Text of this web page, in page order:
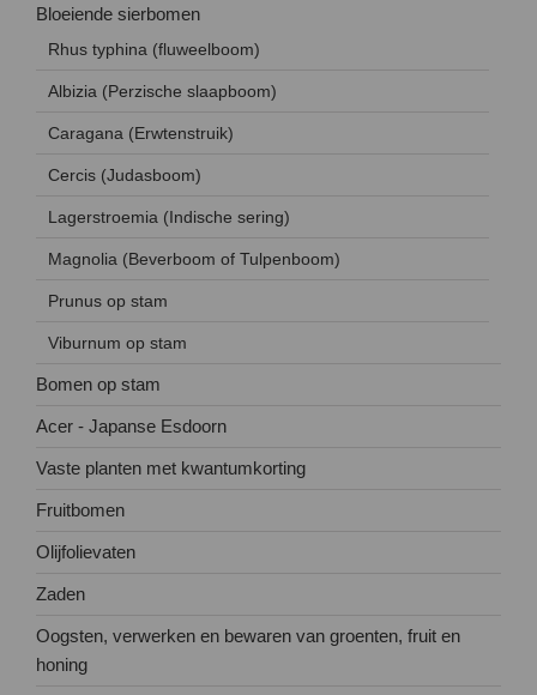
Bloeiende sierbomen
Rhus typhina (fluweelboom)
Albizia (Perzische slaapboom)
Caragana (Erwtenstruik)
Cercis (Judasboom)
Lagerstroemia (Indische sering)
Magnolia (Beverboom of Tulpenboom)
Prunus op stam
Viburnum op stam
Bomen op stam
Acer - Japanse Esdoorn
Vaste planten met kwantumkorting
Fruitbomen
Olijfolievaten
Zaden
Oogsten, verwerken en bewaren van groenten, fruit en
honing